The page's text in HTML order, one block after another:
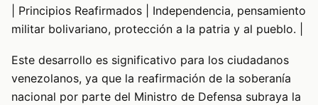
| Principios Reafirmados | Independencia, pensamiento
militar bolivariano, protección a la patria y al pueblo. |
Este desarrollo es significativo para los ciudadanos
venezolanos, ya que la reafirmación de la soberanía
nacional por parte del Ministro de Defensa subraya la